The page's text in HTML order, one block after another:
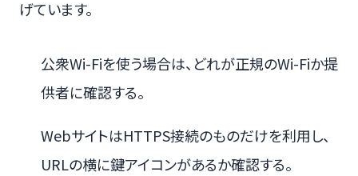
げています。
公衆Wi-Fiを使う場合は、どれが正規のWi-Fiか提
供者に確認する。
WebサイトはHTTPS接続のものだけを利用し、
URLの横に鍵アイコンがあるか確認する。